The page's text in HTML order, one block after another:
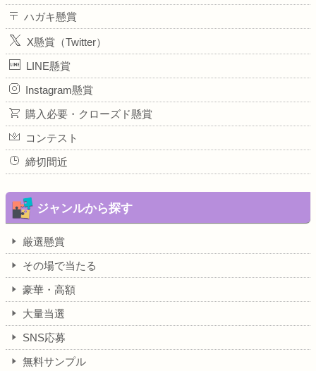
ハガキ懸賞
X懸賞（Twitter）
LINE懸賞
Instagram懸賞
購入必要・クローズド懸賞
コンテスト
締切間近
ジャンルから探す
厳選懸賞
その場で当たる
豪華・高額
大量当選
SNS応募
無料サンプル